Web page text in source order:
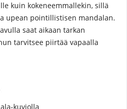
kuin kokeneemmallekin, sillä
upean pointillistisen mandalan.
saat aikaan tarkan
tarvitsee piirtää vapaalla
kuviolla